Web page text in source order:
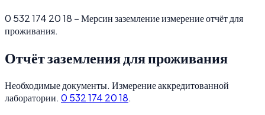
0 532 174 20 18 – Мерсин заземление измерение отчёт для
проживания.
Отчёт заземления для проживания
Необходимые документы. Измерение аккредитованной
лаборатории. 0 532 174 20 18.